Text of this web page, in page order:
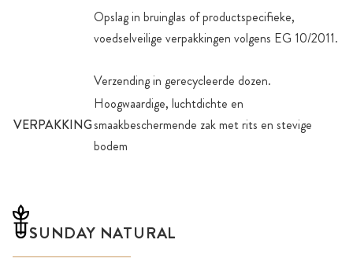
Opslag in bruinglas of productspecifieke,
voedselveilige verpakkingen volgens EG 10/2011.
Verzending in gerecycleerde dozen.
VERPAKKING
Hoogwaardige, luchtdichte en
smaakbeschermende zak met rits en stevige
bodem
SUNDAY NATURAL